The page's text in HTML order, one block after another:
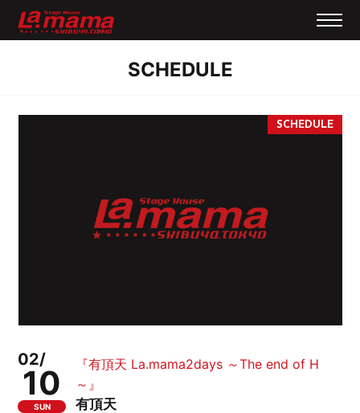
SCHEDULE
02/
10
SUN
『有頂天 La.mama2days ～The end of H
～』
有頂天